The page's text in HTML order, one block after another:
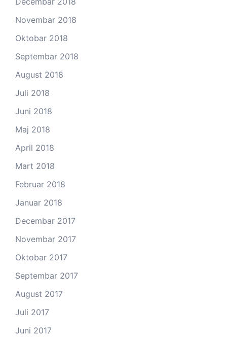
Novembar 2018
Oktobar 2018
Septembar 2018
August 2018
Juli 2018
Juni 2018
Maj 2018
April 2018
Mart 2018
Februar 2018
Januar 2018
Decembar 2017
Novembar 2017
Oktobar 2017
Septembar 2017
August 2017
Juli 2017
Juni 2017